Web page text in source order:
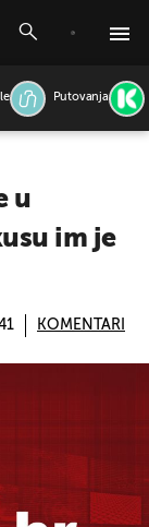
Putovanja
u
im je
KOMENTARI